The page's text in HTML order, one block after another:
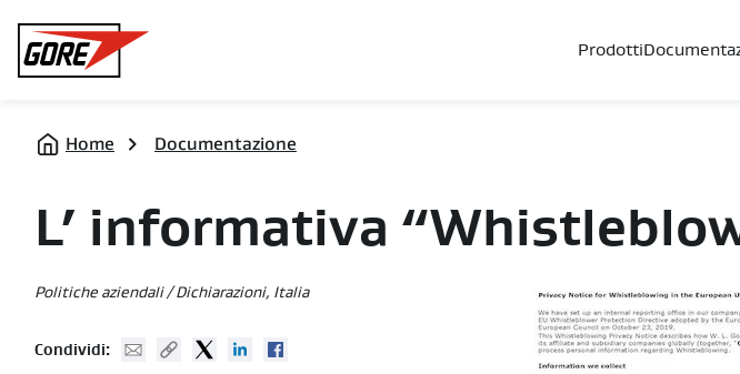
Gore
Prodotti
Home Documentazione
L’ informativa
Politiche aziendali / Dichiarazioni, Italia
Condividi: Mail Copy URLTwitterLinked In